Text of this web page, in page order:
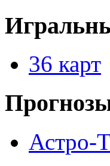
36 карт
Астро-